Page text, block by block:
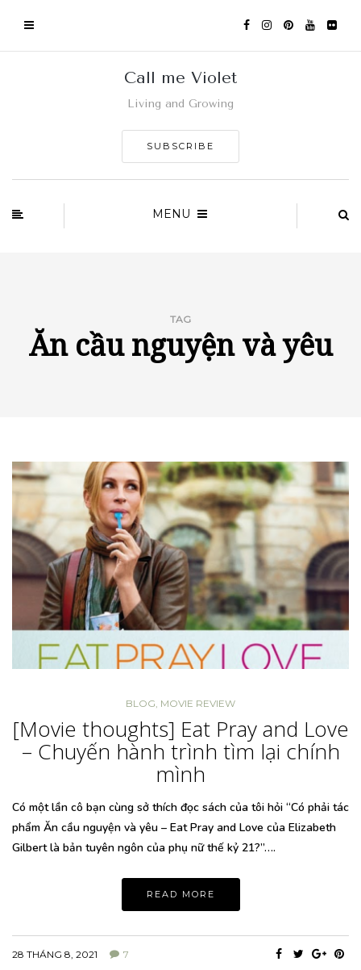
Call me Violet
Living and Growing
SUBSCRIBE
MENU
TAG
Ăn cầu nguyện và yêu
BLOG MOVIE REVIEW
[Movie thoughts] Eat Pray and Love
– Chuyến hành trình tìm lại chính
mình
Có một lần cô bạn cùng sở thích đọc sách của tôi hỏi “Có phải tác
phẩm Ăn cầu nguyện và yêu – Eat Pray and Love của Elizabeth
Gilbert là bản tuyên ngôn của phụ nữ thế kỷ 21?”….
READ MORE
28 THÁNG 8, 2021 7